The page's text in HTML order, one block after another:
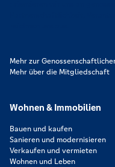
Mehr zur
Mehr über die Mitgliedschaft
Wohnen & Immobilien
Bauen und kaufen
Sanieren und modernisieren
Verkaufen und vermieten
Wohnen und Leben